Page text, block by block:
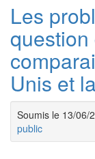
Les
question
Unis et
Soumis le 13/06/
public